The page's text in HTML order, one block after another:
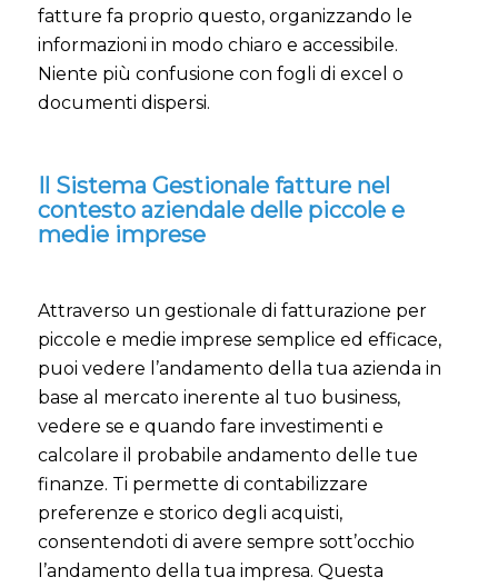
fatture fa proprio questo, organizzando le
informazioni in modo chiaro e accessibile.
Niente più confusione con fogli di excel o
documenti dispersi.
Il Sistema Gestionale fatture nel
contesto aziendale delle piccole e
medie imprese
Attraverso un gestionale di fatturazione per
piccole e medie imprese semplice ed efficace,
puoi vedere l’andamento della tua azienda in
base al mercato inerente al tuo business,
vedere se e quando fare investimenti e
calcolare il probabile andamento delle tue
finanze. Ti permette di contabilizzare
preferenze e storico degli acquisti,
consentendoti di avere sempre sott’occhio
l’andamento della tua impresa. Questa